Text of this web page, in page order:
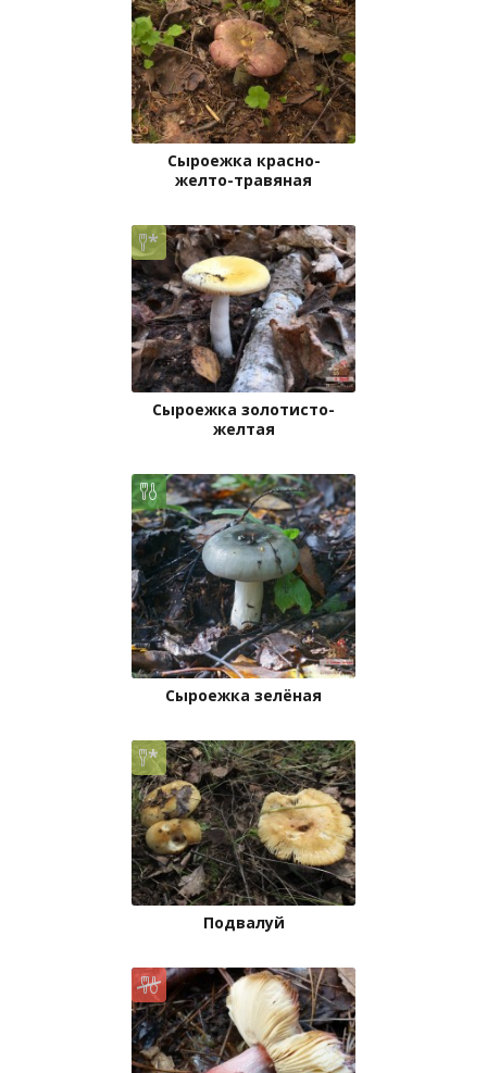
Сыроежка красно-
желто-травяная
Сыроежка золотисто-
желтая
Сыроежка зелёная
Подвалуй